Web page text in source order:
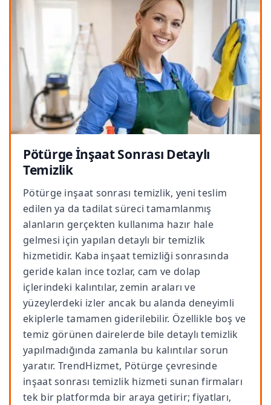
Pötürge İnşaat Sonrası Detaylı
Temizlik
Pötürge inşaat sonrası temizlik, yeni teslim
edilen ya da tadilat süreci tamamlanmış
alanların gerçekten kullanıma hazır hale
gelmesi için yapılan detaylı bir temizlik
hizmetidir. Kaba inşaat temizliği sonrasında
geride kalan ince tozlar, cam ve dolap
içlerindeki kalıntılar, zemin araları ve
yüzeylerdeki izler ancak bu alanda deneyimli
ekiplerle tamamen giderilebilir. Özellikle boş ve
temiz görünen dairelerde bile detaylı temizlik
yapılmadığında zamanla bu kalıntılar sorun
yaratır. TrendHizmet, Pötürge çevresinde
inşaat sonrası temizlik hizmeti sunan firmaları
tek bir platformda bir araya getirir; fiyatları,